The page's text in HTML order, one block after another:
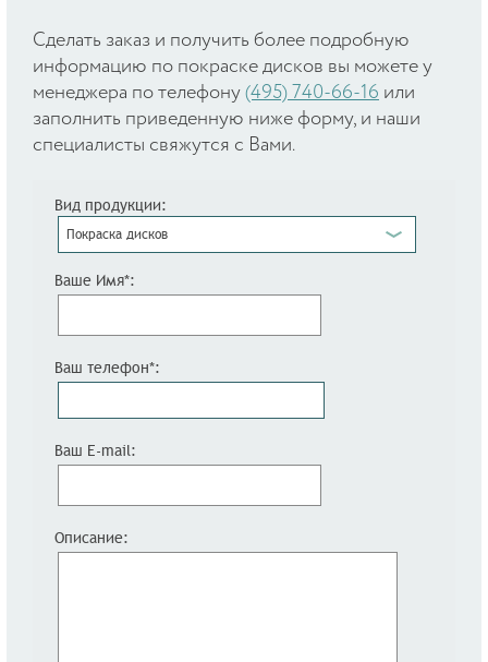
Cделать заказ и получить более подробную
информацию по покраске дисков вы можете у
менеджера по телефону (495) 740-66-16 или
заполнить приведенную ниже форму, и наши
специалисты свяжутся с Вами.
Вид продукции:
Покраска дисков
Ваше Имя*:
Ваш телефон*:
Ваш E-mail:
Описание: